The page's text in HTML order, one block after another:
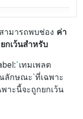
ามารถพบช่อง ค่า
ยกเว้นสำหรับ
`เทมเพลต
ลักษณะ`ที่เฉพาะ
าะนี้จะถูกยกเว้น